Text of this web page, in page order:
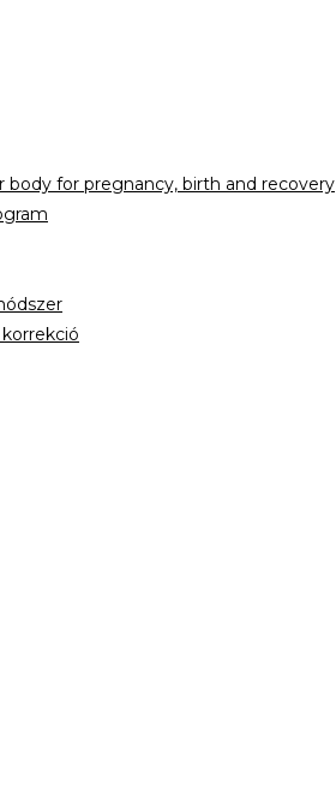
for pregnancy, birth and recovery